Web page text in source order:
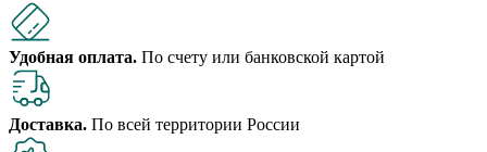
Удобная оплата. По счету или банковской картой
Доставка. По всей территории России